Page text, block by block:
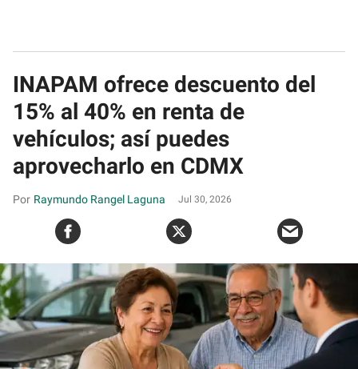
INAPAM ofrece descuento del
15% al 40% en renta de
vehículos; así puedes
aprovecharlo en CDMX
Raymundo Rangel Laguna Jul 30, 2026